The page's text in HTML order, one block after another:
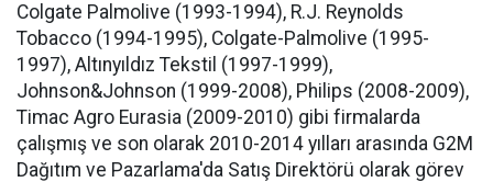
Colgate Palmolive (1993-1994), R.J. Reynolds
Tobacco (1994-1995), Colgate-Palmolive (1995-
1997), Altınyıldız Tekstil (1997-1999),
Johnson&Johnson (1999-2008), Philips (2008-2009),
Timac Agro Eurasia (2009-2010) gibi firmalarda
çalışmış ve son olarak 2010-2014 yılları arasında G2M
Dağıtım ve Pazarlama'da Satış Direktörü olarak görev